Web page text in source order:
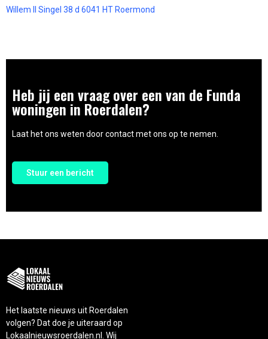
Willem II Singel 38 d 6041 HT Roermond
Heb jij een vraag over een van de Funda
woningen in Roerdalen?
Laat het ons weten door contact met ons op te nemen.
Stuur een bericht
Het laatste nieuws uit Roerdalen
volgen? Dat doe je uiteraard op
Lokaalnieuwsroerdalen.nl. Wij